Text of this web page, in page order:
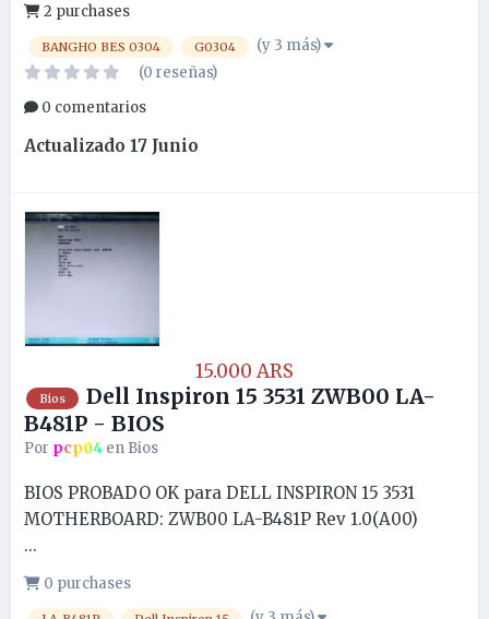
2 purchases
BANGHO BES 0304 G0304
(y 3 más)
(0 reseñas)
0 comentarios
Actualizado 17 Junio
15.000 ARS
Bios
Dell Inspiron 15 3531 ZWB00 LA-
B481P - BIOS
Por pcp04 en Bios
BIOS PROBADO OK para DELL INSPIRON 15 3531
MOTHERBOARD: ZWB00 LA-B481P Rev 1.0(A00)
...
0 purchases